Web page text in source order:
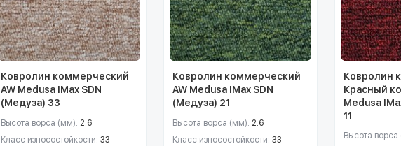
Ковролин коммерческий
AW Medusa IMax SDN
(Медуза) 33
Высота ворса (мм): 2.6
Класс износостойкости: 33
Ковролин коммерческий
AW Medusa IMax SDN
(Медуза) 21
Высота ворса (мм): 2.6
Класс износостойкости: 33
Ковролин
Красный
Medusa
11
Высота